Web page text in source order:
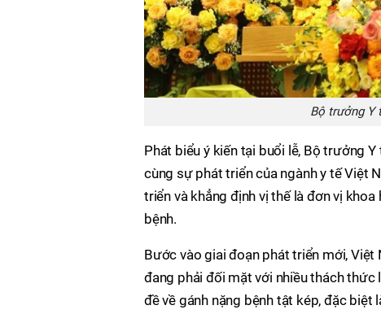
Bộ trưởng Y
Phát biểu ý kiến tại buổi lễ, Bộ trưởng
cùng sự phát triển của ngành y tế Việt
triển và khẳng định vị thế là đơn vị
bệnh.
Bước vào giai đoạn phát triển mới,
đang phải đối mặt với nhiều thách thức
đề về gánh nặng bệnh tật kép, đặc biệt